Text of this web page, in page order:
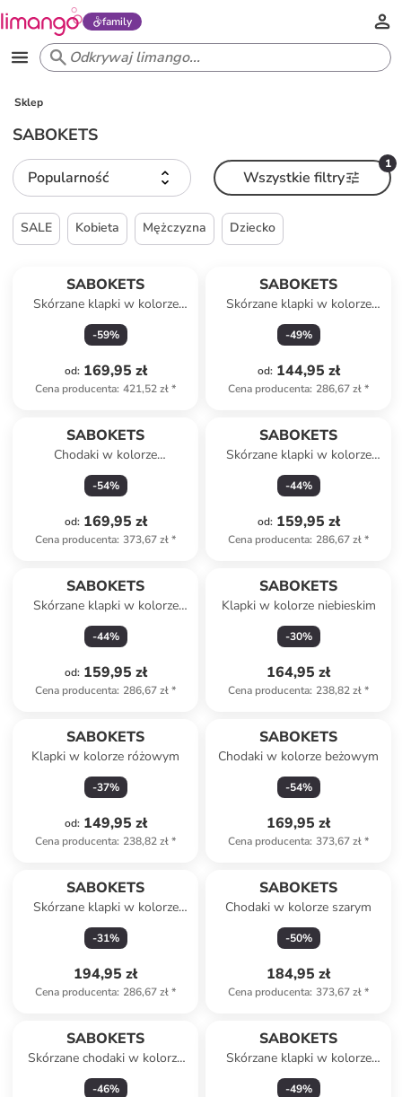
family
Sklep
SABOKETS
Popularność
1
Wszystkie filtry
SALE Kobieta Mężczyzna Dziecko
SABOKETS
Skórzane klapki w kolorze
beżowym
-59%
od: 169,95 zł
Cena producenta: 421,52 zł*
SABOKETS
Skórzane klapki w kolorze
jasnobrązowym
-49%
od: 144,95 zł
Cena producenta: 286,67 zł*
SABOKETS
Chodaki w kolorze
jasnobrązowym
-54%
od: 169,95 zł
Cena producenta: 373,67 zł*
SABOKETS
Skórzane klapki w kolorze
beżowym
-44%
od: 159,95 zł
Cena producenta: 286,67 zł*
SABOKETS
Skórzane klapki w kolorze
jasnobrązowym
-44%
od: 159,95 zł
Cena producenta: 286,67 zł*
SABOKETS
Klapki w kolorze niebieskim
-30%
164,95 zł
Cena producenta: 238,82 zł*
SABOKETS
Klapki w kolorze różowym
-37%
od: 149,95 zł
Cena producenta: 238,82 zł*
SABOKETS
Chodaki w kolorze beżowym
-54%
169,95 zł
Cena producenta: 373,67 zł*
SABOKETS
Skórzane klapki w kolorze
różowym
-31%
194,95 zł
Cena producenta: 286,67 zł*
SABOKETS
Chodaki w kolorze szarym
-50%
184,95 zł
Cena producenta: 373,67 zł*
SABOKETS
Skórzane chodaki w kolorze
brązowym
-46%
SABOKETS
Skórzane klapki w kolorze
brązowym
-49%